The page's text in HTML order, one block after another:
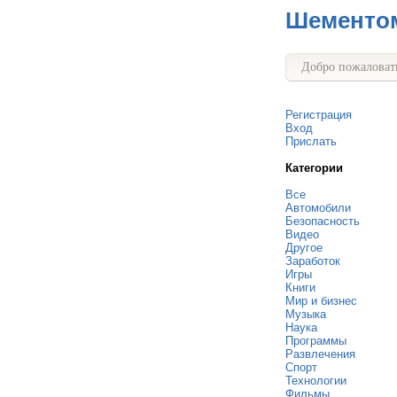
Добро
Регистрация
Вход
Прислать
Категории
Все
Автомобили
Безопасность
Видео
Другое
Заработок
Игры
Книги
Мир и бизнес
Музыка
Наука
Программы
Развлечения
Спорт
Технологии
Фильмы